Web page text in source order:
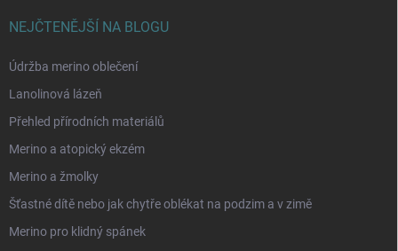
NEJČTENĚJŠÍ NA BLOGU
Údržba merino oblečení
Lanolinová lázeň
Přehled přírodních materiálů
Merino a atopický ekzém
Merino a žmolky
Šťastné dítě nebo jak chytře oblékat na podzim a v zimě
Merino pro klidný spánek